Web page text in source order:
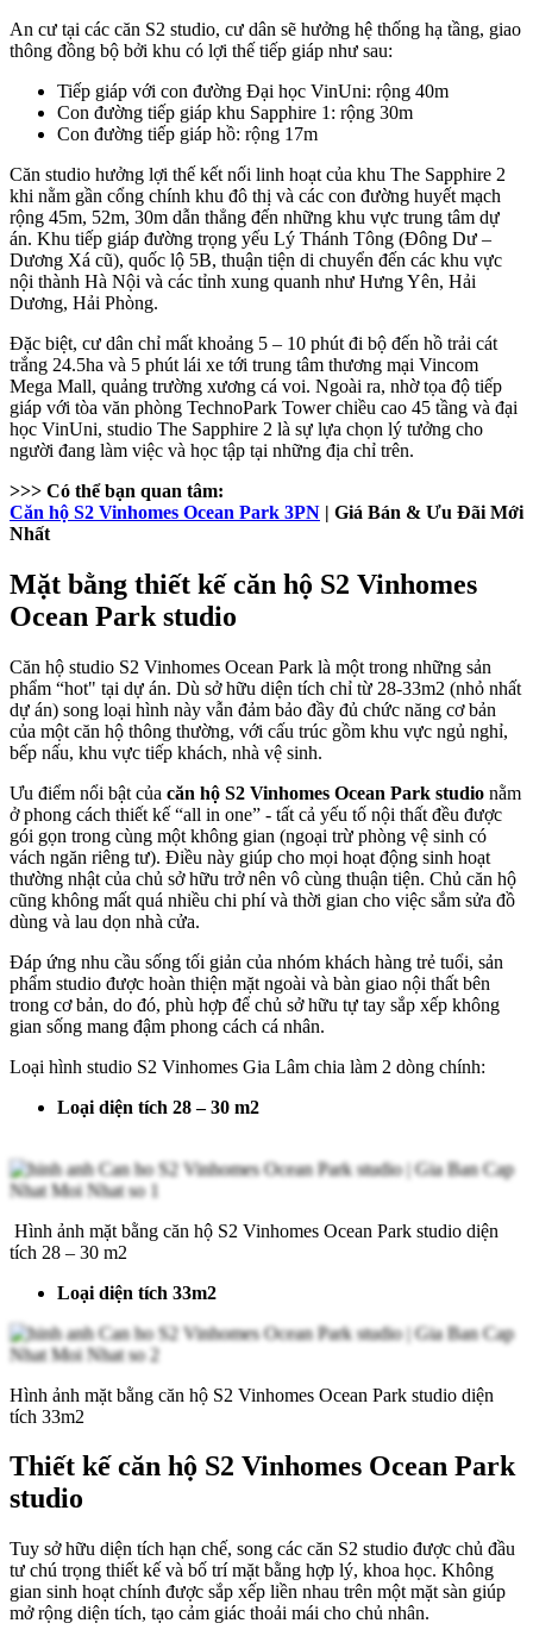
An cư tại các căn S2 studio, cư dân sẽ hưởng hệ thống hạ tầng, giao
thông đồng bộ bởi khu có lợi thế tiếp giáp như sau:
Tiếp giáp với con đường Đại học VinUni: rộng 40m
Con đường tiếp giáp khu Sapphire 1: rộng 30m
Con đường tiếp giáp hồ: rộng 17m
Căn studio hưởng lợi thế kết nối linh hoạt của khu The Sapphire 2
khi nằm gần cổng chính khu đô thị và các con đường huyết mạch
rộng 45m, 52m, 30m dẫn thẳng đến những khu vực trung tâm dự
án. Khu tiếp giáp đường trọng yếu Lý Thánh Tông (Đông Dư –
Dương Xá cũ), quốc lộ 5B, thuận tiện di chuyển đến các khu vực
nội thành Hà Nội và các tỉnh xung quanh như Hưng Yên, Hải
Dương, Hải Phòng.
Đặc biệt, cư dân chỉ mất khoảng 5 – 10 phút đi bộ đến hồ trải cát
trắng 24.5ha và 5 phút lái xe tới trung tâm thương mại Vincom
Mega Mall, quảng trường xương cá voi. Ngoài ra, nhờ tọa độ tiếp
giáp với tòa văn phòng TechnoPark Tower chiều cao 45 tầng và đại
học VinUni, studio The Sapphire 2 là sự lựa chọn lý tưởng cho
người đang làm việc và học tập tại những địa chỉ trên.
>>> Có thể bạn quan tâm:
Căn hộ S2 Vinhomes Ocean Park 3PN | Giá Bán & Ưu Đãi Mới
Nhất
Mặt bằng thiết kế căn hộ S2 Vinhomes
Ocean Park studio
Căn hộ studio S2 Vinhomes Ocean Park là một trong những sản
phẩm “hot" tại dự án. Dù sở hữu diện tích chỉ từ 28-33m2 (nhỏ nhất
dự án) song loại hình này vẫn đảm bảo đầy đủ chức năng cơ bản
của một căn hộ thông thường, với cấu trúc gồm khu vực ngủ nghỉ,
bếp nấu, khu vực tiếp khách, nhà vệ sinh.
Ưu điểm nổi bật của căn hộ S2 Vinhomes Ocean Park studio nằm
ở phong cách thiết kế “all in one” - tất cả yếu tố nội thất đều được
gói gọn trong cùng một không gian (ngoại trừ phòng vệ sinh có
vách ngăn riêng tư). Điều này giúp cho mọi hoạt động sinh hoạt
thường nhật của chủ sở hữu trở nên vô cùng thuận tiện. Chủ căn hộ
cũng không mất quá nhiều chi phí và thời gian cho việc sắm sửa đồ
dùng và lau dọn nhà cửa.
Đáp ứng nhu cầu sống tối giản của nhóm khách hàng trẻ tuổi, sản
phẩm studio được hoàn thiện mặt ngoài và bàn giao nội thất bên
trong cơ bản, do đó, phù hợp để chủ sở hữu tự tay sắp xếp không
gian sống mang đậm phong cách cá nhân.
Loại hình studio S2 Vinhomes Gia Lâm chia làm 2 dòng chính:
Loại diện tích 28 – 30 m2
Hình ảnh mặt bằng căn hộ S2 Vinhomes Ocean Park studio diện
tích 28 – 30 m2
Loại diện tích 33m2
Hình ảnh mặt bằng căn hộ S2 Vinhomes Ocean Park studio diện
tích 33m2
Thiết kế căn hộ S2 Vinhomes Ocean Park
studio
Tuy sở hữu diện tích hạn chế, song các căn S2 studio được chủ đầu
tư chú trọng thiết kế và bố trí mặt bằng hợp lý, khoa học. Không
gian sinh hoạt chính được sắp xếp liền nhau trên một mặt sàn giúp
mở rộng diện tích, tạo cảm giác thoải mái cho chủ nhân.